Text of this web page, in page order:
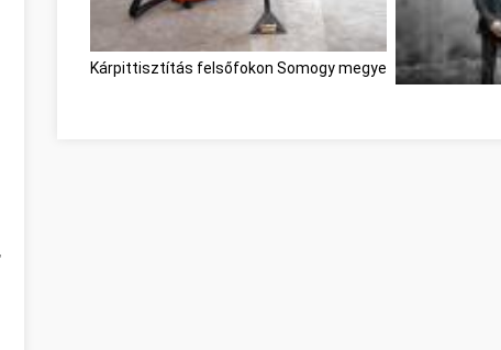
Kárpittisztítás felsőfokon Somogy megye